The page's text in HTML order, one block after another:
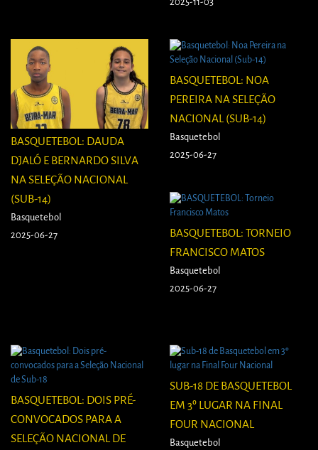
2025-11-03
BASQUETEBOL: DAUDA
DJALÓ E BERNARDO SILVA
NA SELEÇÃO NACIONAL
(SUB-14)
Basquetebol
2025-06-27
BASQUETEBOL: NOA
PEREIRA NA SELEÇÃO
NACIONAL (SUB-14)
Basquetebol
2025-06-27
BASQUETEBOL: TORNEIO
FRANCISCO MATOS
Basquetebol
2025-06-27
BASQUETEBOL: DOIS PRÉ-
CONVOCADOS PARA A
SELEÇÃO NACIONAL DE
SUB-18 DE BASQUETEBOL
EM 3º LUGAR NA FINAL
FOUR NACIONAL
Basquetebol